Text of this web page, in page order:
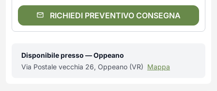
RICHIEDI PREVENTIVO CONSEGNA
Disponibile presso — Oppeano
Via Postale vecchia 26, Oppeano (VR) Mappa